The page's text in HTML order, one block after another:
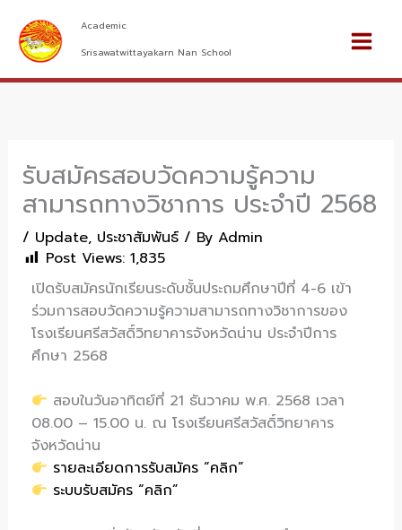
content
Academic
Srisawatwittayakarn Nan School
รับสมัครสอบวัดความรู้ความ
สามารถทางวิชาการ ประจำปี 2568
/ Update, ประชาสัมพันธ์/ By Admin
Post Views: 1,835
เปิดรับสมัครนักเรียนระดับชั้นประถมศึกษาปีที่4-6 เข้า
ร่วมการสอบวัดความรู้ความสามารถทางวิชาการของ
โรงเรียนศรีสวัสดิ์วิทยาคารจังหวัดน่าน ประจำปีการ
ศึกษา 2568
สอบในวันอาทิตย์ที่21 ธันวาคม พ.ศ. 2568 เวลา
08.00 – 15.00 น. ณ โรงเรียนศรีสวัสดิ์วิทยาคาร
จังหวัดน่าน
รายละเอียดการรับสมัคร “คลิก”
ระบบรับสมัคร “คลิก”